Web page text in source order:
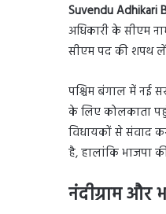
Suvendu Adhikari
अधिकारी के सीएम
सीएम पद की शपथ
पश्चिम बंगाल में नई
के लिए कोलकाता
विधायकों से संवाद
है, हालांकि भाजपा
नंदीग्राम और